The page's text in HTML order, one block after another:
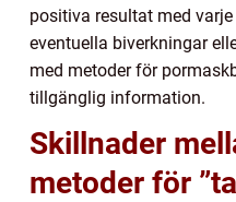
positiva resultat med
eventuella biverkningar
med metoder för
tillgänglig information.
Skillnader
metoder för